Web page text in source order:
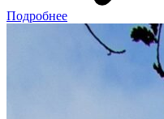
Подробнее